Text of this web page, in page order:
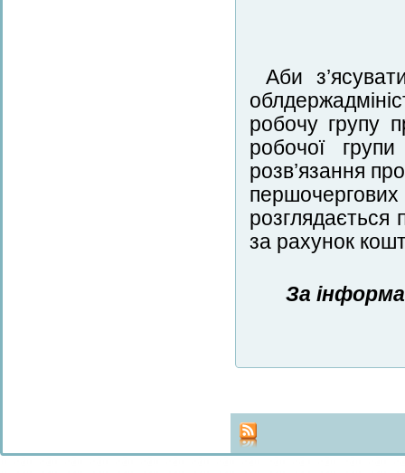
Аби
робочу групу
робочої
розв’язання
розглядається
за рахунок
За